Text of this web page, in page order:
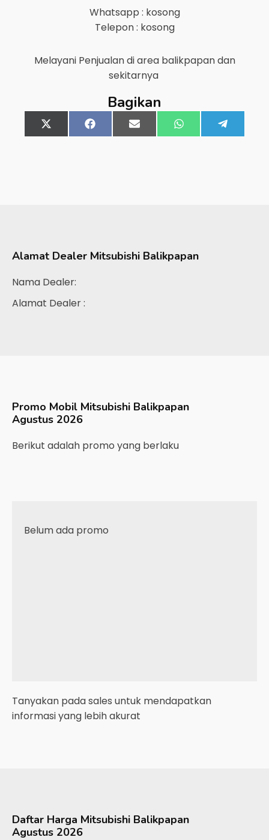
Whatsapp : kosong
Telepon : kosong
Melayani Penjualan di area balikpapandan
sekitarnya
Bagikan
Share
on
X
(Twitter)
Share
on
FacebookShare
on
Email Share
on
WhatsApp
on
Alamat Dealer Mitsubishi Balikpapan
Nama Dealer:
Alamat Dealer :
Promo Mobil Mitsubishi Balikpapan
Agustus 2026
Berikut adalah promo yang berlaku
Belum ada promo
Tanyakan pada sales untuk mendapatkan
informasi yang lebih akurat
Daftar Harga Mitsubishi Balikpapan
Agustus 2026